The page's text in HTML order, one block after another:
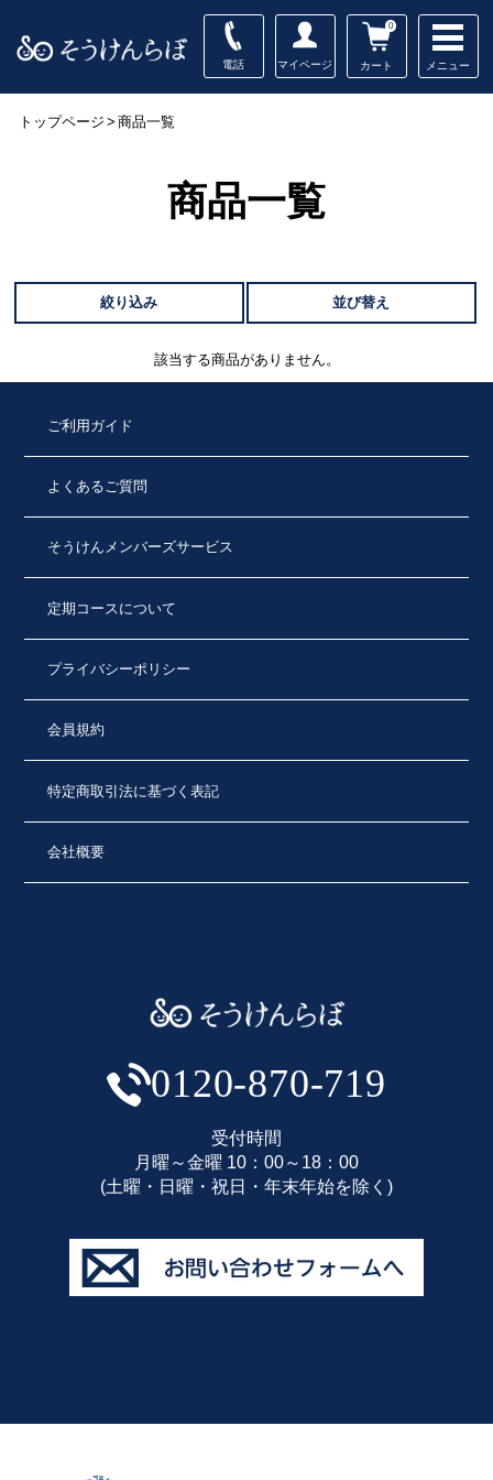
電話 マイページ カート
0
メニュー
トップページ > 商品一覧
商品一覧
絞り込み 並び替え
該当する商品がありません。
ご利用ガイド
よくあるご質問
そうけんメンバーズサービス
定期コースについて
プライバシーポリシー
会員規約
特定商取引法に基づく表記
会社概要
0120-870-719
受付時間
月曜～金曜 10：00～18：00
(土曜・日曜・祝日・年末年始を除く)